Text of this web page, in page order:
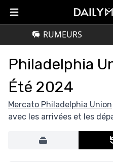
RUMEURS
Philadelphia
Été 2024
Mercato Philadelphia Union
avec les arrivées et les